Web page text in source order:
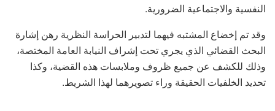
النفسية والاجتماعية الضرورية.
وقد تم إخضاع المشتبه فيهما لتدبير الحراسة النظرية رهن إشارة
البحث القضائي الذي يجري تحت إشراف النيابة العامة المختصة،
وذلك للكشف عن جميع ظروف وملابسات هذه القضية، وكذا
تحديد الخلفيات الحقيقة وراء تصويرهما لهذا الشريط.